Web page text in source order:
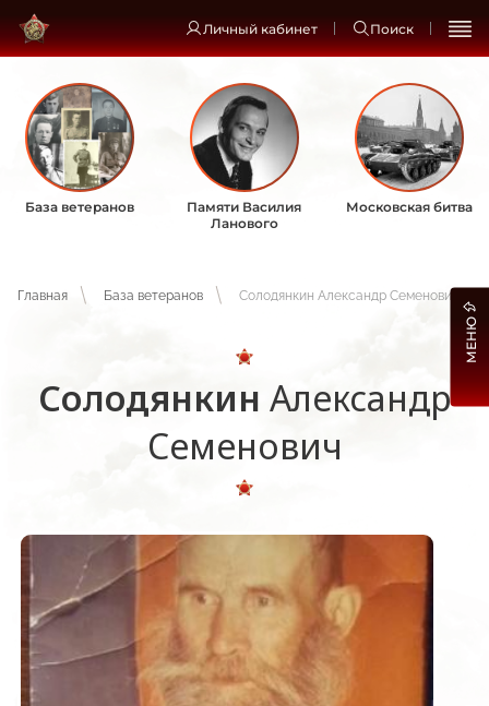
Личный кабинет Поиск
База ветеранов
Памяти Василия
Ланового
Московская битва
Главная База ветеранов Солодянкин Александр Семенович
Солодянкин Александр
Семенович
МЕНЮ